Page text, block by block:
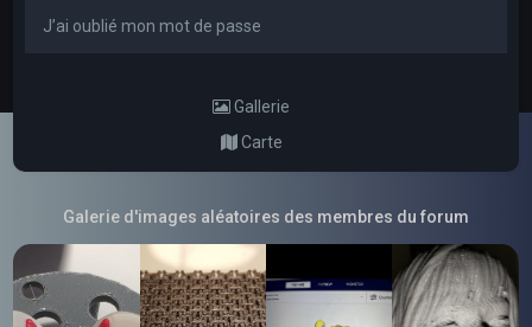
J’ai oublié mon mot de passe
Gallerie
Carte
Galerie d'images aléatoires des membres du forum